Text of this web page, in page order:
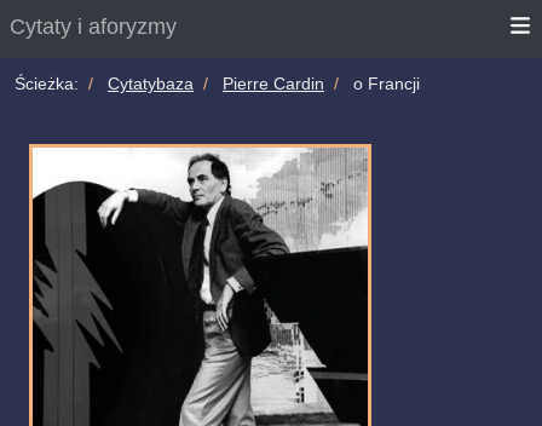
Cytaty i aforyzmy
Ścieżka: Cytatybaza Pierre Cardin o Francji